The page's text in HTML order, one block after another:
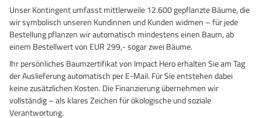
Unser Kontingent umfasst mittlerweile 12.600 gepflanzte Bäume, die
wir symbolisch unseren Kundinnen und Kunden widmen – für jede
Bestellung pflanzen wir automatisch mindestens einen Baum, ab
einem Bestellwert von EUR 299,- sogar zwei Bäume.
Ihr persönliches Baumzertifikat von Impact Hero erhalten Sie am Tag
der Auslieferung automatisch per E-Mail. Für Sie entstehen dabei
keine zusätzlichen Kosten. Die Finanzierung übernehmen wir
vollständig – als klares Zeichen für ökologische und soziale
Verantwortung.